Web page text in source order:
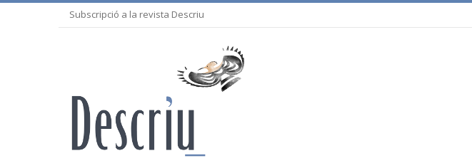
Subscripció a la revista Descriu